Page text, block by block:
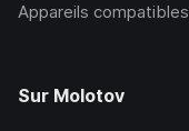
Appareils compatibles
Sur Molotov